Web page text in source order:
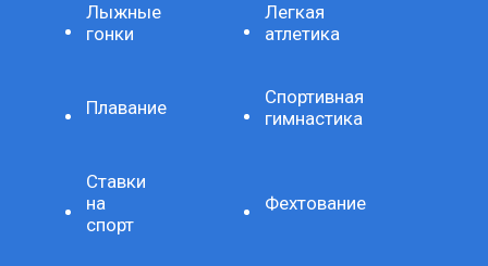
Лыжные
гонки
Легкая
атлетика
Плавание
Спортивная
гимнастика
Ставки
на
спорт
Фехтование